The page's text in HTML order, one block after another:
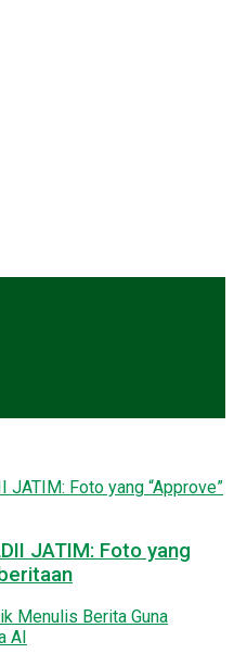
JATIM: Foto yang